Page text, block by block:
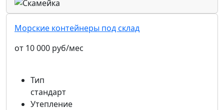
Морские контейнеры под склад
от 10 000 руб/мес
Тип
стандарт
Утепление